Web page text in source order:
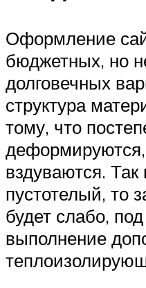
Оформление
бюджетных, но
долговечных
структура
тому, что
вздуваются. Так
пустотелый, то
будет слабо,
выполнение